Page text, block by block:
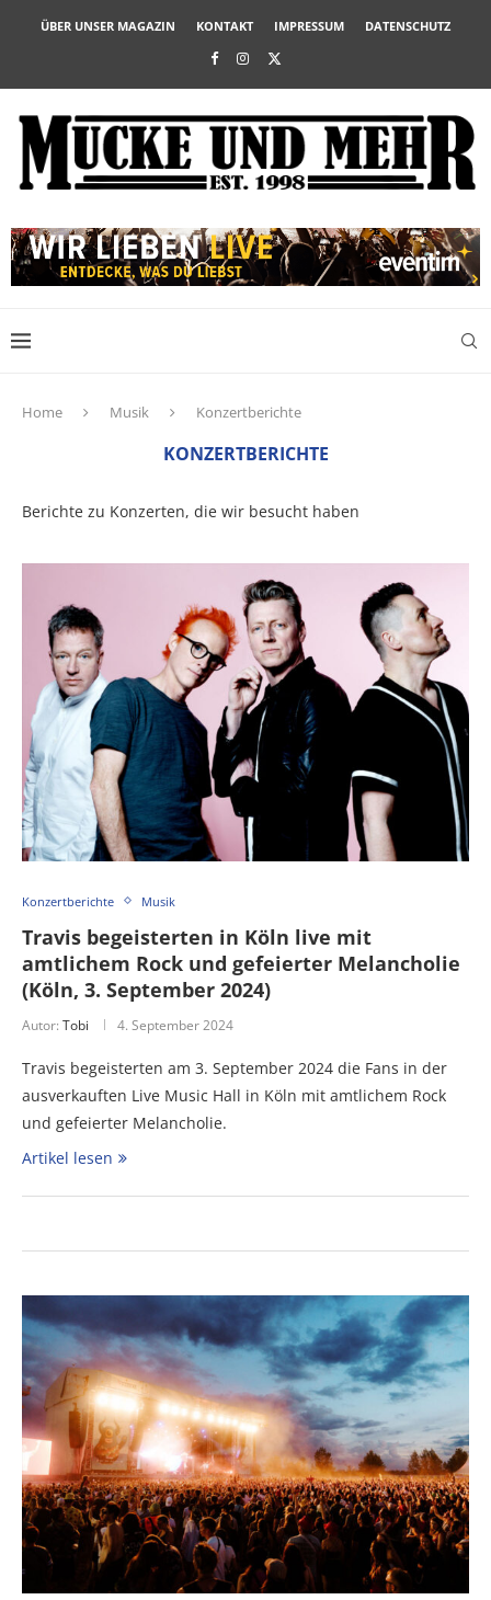
ÜBER UNSER MAGAZIN KONTAKT IMPRESSUM DATENSCHUTZ
Home Musik Konzertberichte
KONZERTBERICHTE
Berichte zu Konzerten, die wir besucht haben
Konzertberichte Musik
Travis begeisterten in Köln live mit
amtlichem Rock und gefeierter Melancholie
(Köln, 3. September 2024)
Autor: Tobi 4. September 2024
Travis begeisterten am 3. September 2024 die Fans in der
ausverkauften Live Music Hall in Köln mit amtlichem Rock
und gefeierter Melancholie.
Artikel lesen